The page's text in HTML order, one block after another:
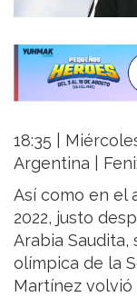
18:35 |
Argentina |
Así como en el
2022, justo
Arabia Saudita,
olímpica de la
Martínez volvió